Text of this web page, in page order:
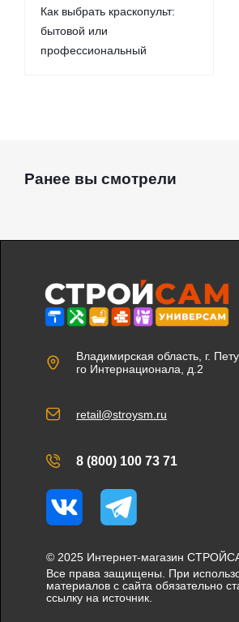
Как выбрать краскопульт:
бытовой или
профессиональный
Ранее вы смотрели
Владимирская область, г.
го Интернационала, д.2
retail@stroysm.ru
8 (800) 100 73 71
Вконтакте
Telegram
© 2025 Интернет-магазин
Все права защищены. При
материалов с сайта обязательно
ссылку на источник.